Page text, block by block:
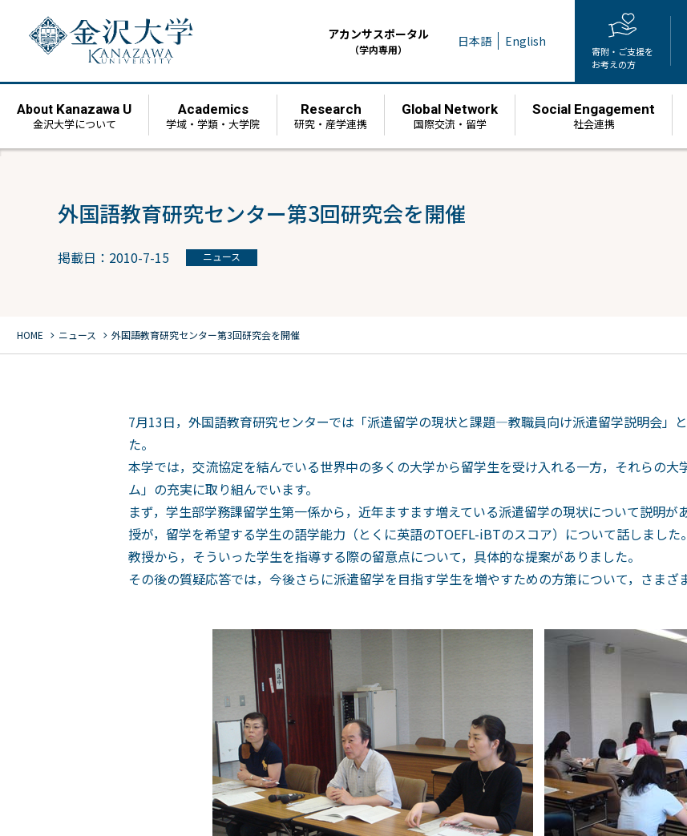
アカンサスポータル
（学内専用） 日本語 English
寄附・ご支援を
お考えの方
About Kanazawa U
金沢大学について
Academics
学域・学類・大学院
Research
研究・産学連携
Global Network
国際交流・留学
Social Engagement
社会連携
外国語教育研究センター第3回研究会を開催
掲載日：2010-7-15 ニュース
HOME chevron_right ニュース chevron_right 外国語教育研究センター第3回研究会を開催
7月13日，外国語教育研究センターでは「派遣留学の現状と課題―教職員向け派遣留学説明会」
た。
本学では，交流協定を結んでいる世界中の多くの大学から留学生を受け入れる一方，それらの
ム」の充実に取り組んでいます。
まず，学生部学務課留学生第一係から，近年ますます増えている派遣留学の現状について説明
授が，留学を希望する学生の語学能力（とくに英語のTOEFL-iBTのスコア）について話しまし
教授から，そういった学生を指導する際の留意点について，具体的な提案がありました。
その後の質疑応答では，今後さらに派遣留学を目指す学生を増やすための方策について，さまざ